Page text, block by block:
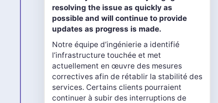
resolving the issue as quickly as
possible and will continue to provide
updates as progress is made.
Notre équipe d’ingénierie a identifié
l’infrastructure touchée et met
actuellement en œuvre des mesures
correctives afin de rétablir la stabilité des
services. Certains clients pourraient
continuer à subir des interruptions de